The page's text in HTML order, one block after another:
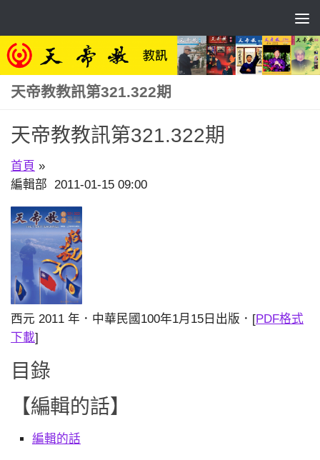
天帝教教訊第321.322期
天帝教教訊第321.322期
首頁 »
編輯部 2011-01-15 09:00
西元 2011 年．中華民國100年1月15日出版．[PDF格式
下載]
目錄
【編輯的話】
編輯的話